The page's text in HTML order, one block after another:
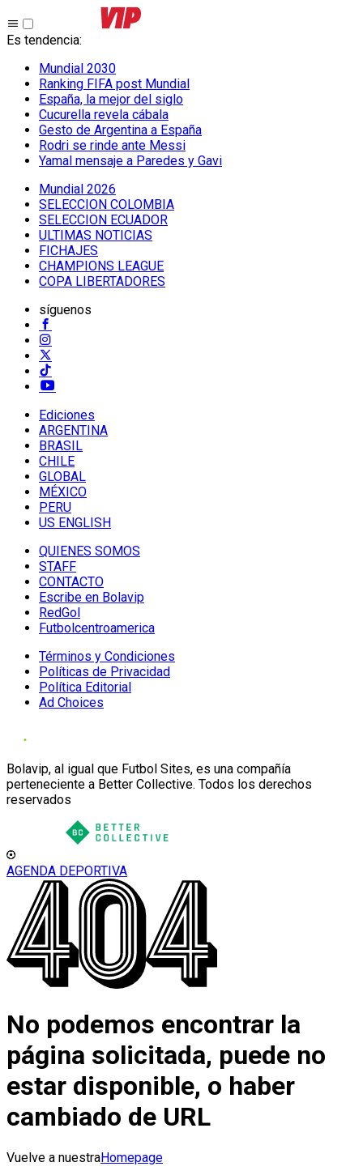
Es tendencia:
Mundial 2030
Ranking FIFA post Mundial
España, la mejor del siglo
Cucurella revela cábala
Gesto de Argentina a España
Rodri se rinde ante Messi
Yamal mensaje a Paredes y Gavi
Mundial 2026
SELECCION COLOMBIA
SELECCION ECUADOR
ULTIMAS NOTICIAS
FICHAJES
CHAMPIONS LEAGUE
COPA LIBERTADORES
síguenos
Ediciones
ARGENTINA
BRASIL
CHILE
GLOBAL
MÉXICO
PERU
US ENGLISH
QUIENES SOMOS
STAFF
CONTACTO
Escribe en Bolavip
RedGol
Futbolcentroamerica
Términos y Condiciones
Políticas de Privacidad
Política Editorial
Ad Choices
Bolavip, al igual que Futbol Sites, es una compañía
perteneciente a Better Collective. Todos los derechos
reservados
AGENDA DEPORTIVA
No podemos encontrar la
página solicitada, puede no
estar disponible, o haber
cambiado de URL
Vuelve a nuestraHomepage